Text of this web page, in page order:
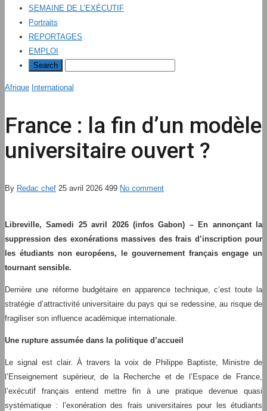
SEMAINE DE L’EXÉCUTIF
Portraits
REPORTAGES
EMPLOI
Afrique International
France : la fin d’un modèle
universitaire ouvert ?
By Redac chef 25 avril 2026 499 No comment
Libreville, Samedi 25 avril 2026 (infos Gabon) – En annonçant la
suppression des exonérations massives des frais d’inscription pour
les étudiants non européens, le gouvernement français engage un
tournant sensible.
Derrière une réforme budgétaire en apparence technique, c’est toute la
stratégie d’attractivité universitaire du pays qui se redessine, au risque de
fragiliser son influence académique internationale.
Une rupture assumée dans la politique d’accueil
Le signal est clair. À travers la voix de Philippe Baptiste, Ministre de
l’Enseignement supérieur, de la Recherche et de l’Espace de France,
l’exécutif français entend mettre fin à une pratique devenue quasi
systématique : l’exonération des frais universitaires pour les étudiants